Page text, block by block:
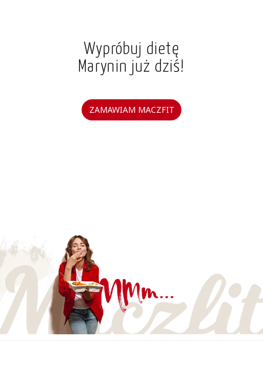
Wypróbuj dietę
Marynin już dziś!
ZAMAWIAM MACZFIT